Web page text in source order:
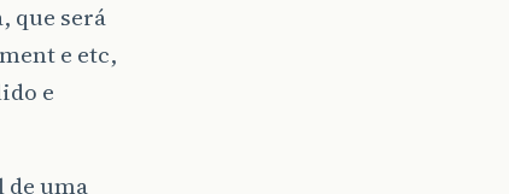
que será
e etc,
e
de uma